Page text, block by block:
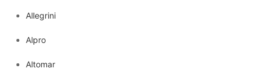
Allegrini
Alpro
Altomar